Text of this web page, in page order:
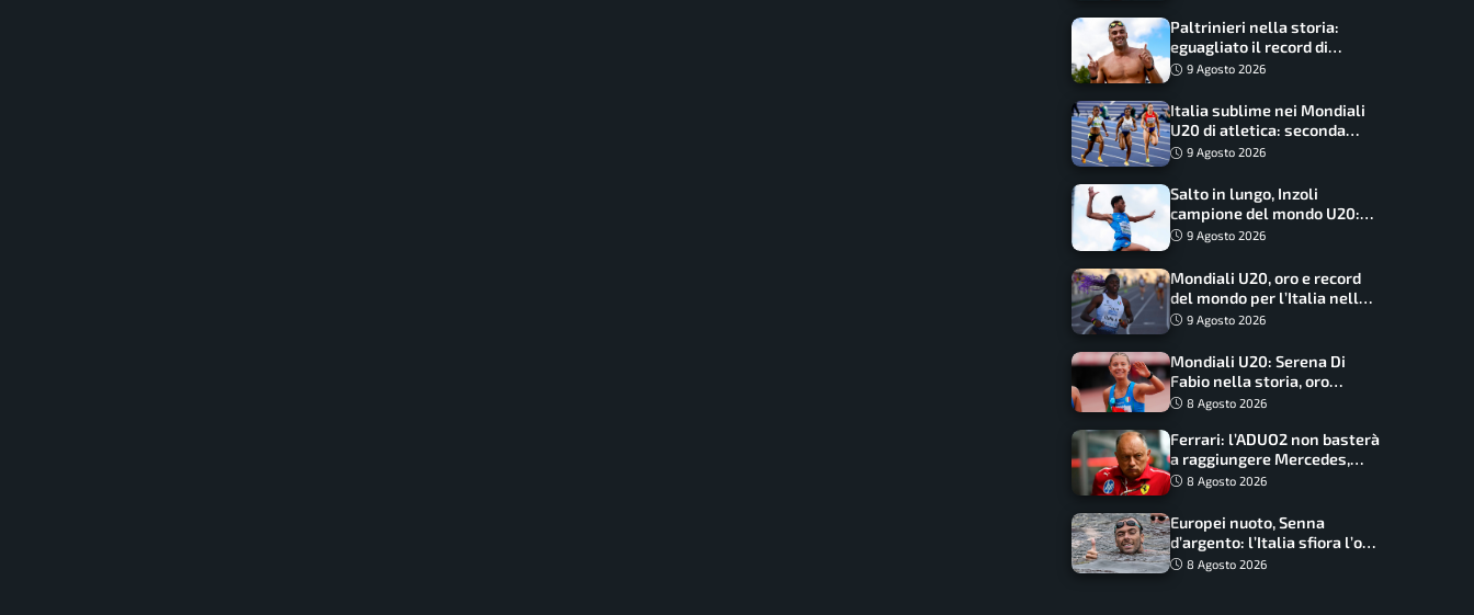
Paltrinieri nella storia:
eguagliato il record di
medaglie di Federica
9 Agosto 2026
Italia sublime nei Mondiali
U20 di atletica: seconda
dietro solo agli USA nel
9 Agosto 2026
Salto in lungo, Inzoli
campione del mondo U20:
basta un centimetro
9 Agosto 2026
Mondiali U20, oro e record
del mondo per l’Italia nella
4×100 mista: Doualla
9 Agosto 2026
Mondiali U20: Serena Di
Fabio nella storia, oro
dominio totale nei 5000 di
8 Agosto 2026
Ferrari: l’ADUO2 non basterà
a raggiungere Mercedes,
novità per la Macarena
8 Agosto 2026
Europei nuoto, Senna
d’argento: l’Italia sfiora l’oro
nella staffetta, Paltrinieri
8 Agosto 2026